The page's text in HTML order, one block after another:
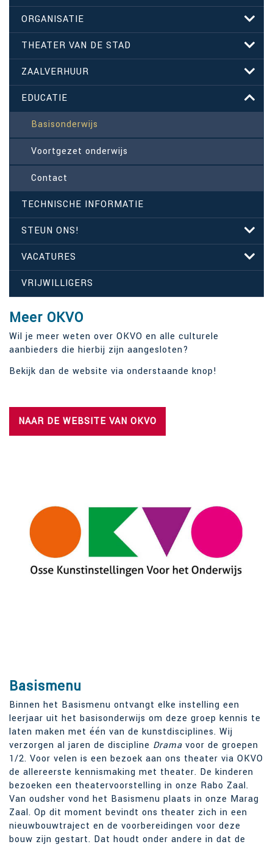
ORGANISATIE
THEATER VAN DE STAD
ZAALVERHUUR
EDUCATIE
Basisonderwijs
Voortgezet onderwijs
Contact
TECHNISCHE INFORMATIE
STEUN ONS!
VACATURES
VRIJWILLIGERS
Meer OKVO
Wil je meer weten over OKVO en alle culturele
aanbieders die hierbij zijn aangesloten?
Bekijk dan de website via onderstaande knop!
NAAR DE WEBSITE VAN OKVO
Basismenu
Binnen het Basismenu ontvangt elke instelling een
leerjaar uit het basisonderwijs om deze groep kennis te
laten maken met één van de kunstdisciplines. Wij
verzorgen al jaren de discipline Drama voor de groepen
1/2. Voor velen is een bezoek aan ons theater via OKVO
de allereerste kennismaking met theater. De kinderen
bezoeken een theatervoorstelling in onze Rabo Zaal.
Van oudsher vond het Basismenu plaats in onze Marag
Zaal. Op dit moment bevindt ons theater zich in een
nieuwbouwtraject en de voorbereidingen voor deze
bouw zijn gestart. Dat houdt onder andere in dat de